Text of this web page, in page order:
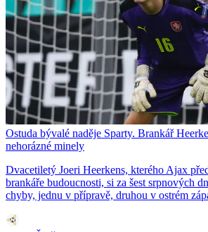
Ostuda bývalé naděje Sparty. Brankář
nehorázné minely
Dvacetiletý Joeri Heerkens, kterého Ajax
brankáře budoucnosti, si za šest srpnových
chyby, jednu v přípravě, druhou v ostrém